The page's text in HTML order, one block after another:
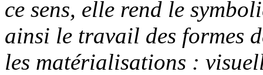
ce sens, elle rend le
ainsi le travail des formes
les matérialisations :